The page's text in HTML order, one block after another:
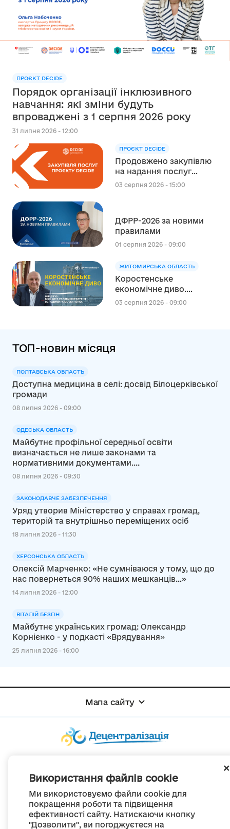
Використання файлів cookie
Ми використовуємо файли cookie для
покращення роботи та підвищення
ефективності сайту. Натискаючи кнопку
"Дозволити", ви погоджуєтеся на
ПРОЄКТ DECIDE
Порядок організації інклюзивного
навчання: які зміни будуть
впроваджені з 1 серпня 2026 року
31 липня 2026 - 12:00
ПРОЄКТ DECIDE
Продовжено закупівлю
на надання послуг
експерта зі
в сфері освіти в межах
реалізації Швейцарсько-
українського Проєкту
03 серпня 2026 - 15:00
ДФРР-2026 за новими
правилами
01 серпня 2026 - 09:00
ЖИТОМИРСЬКА ОБЛАСТЬ
Коростенське
економічне диво.
Інтерв’ю міського голови
03 серпня 2026 - 09:00
ТОП-новин місяця
ПОЛТАВСЬКА ОБЛАСТЬ
Доступна медицина в селі: досвід Білоцерківської
громади
08 липня 2026 - 09:00
ОДЕСЬКА ОБЛАСТЬ
Майбутнє профільної середньої освіти
визначається не лише законами та
нормативними документами....
08 липня 2026 - 09:30
ЗАКОНОДАВЧЕ ЗАБЕЗПЕЧЕННЯ
Уряд утворив Міністерство у справах громад,
територій та внутрішньо переміщених осіб
18 липня 2026 - 11:30
ХЕРСОНСЬКА ОБЛАСТЬ
Олексій Марченко: «Не сумніваюся у тому, що до
нас повернеться 90% наших мешканців…»
14 липня 2026 - 12:00
ВІТАЛІЙ БЕЗГІН
Майбутнє українських громад: Олександр
Корнієнко - у подкасті «Врядування»
25 липня 2026 - 16:00
Мапа сайту
Проект був створений 2014 року для комунікації реформи місцевого
самоврядування
та територіальної організації влади в Україні.
Створення та наповнення - ГО «Портал «Децентралізація»
Весь контент доступний за ліцензією
Creative Commons Attribution 4.0 International license,
якщо не зазначено інше